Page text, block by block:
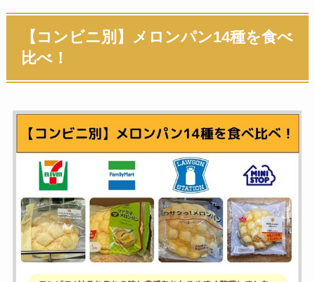
【コンビニ別】メロンパン14種を食べ
比べ！